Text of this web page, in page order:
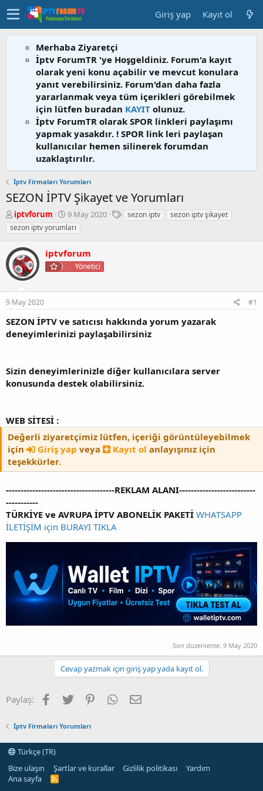
Giriş yap Kayıt ol
Merhaba Ziyaretçi
İptv ForumTR 'ye Hoşgeldiniz. Forum'a kayıt
olarak yeni konu açabilir ve mevcut konulara
yanıt verebilirsiniz. Forum'dan daha fazla
yararlanmak veya tüm içerikleri görebilmek
için lütfen buradan KAYIT olunuz.
İptv ForumTR olarak SPOR linkleri paylaşımı
yapmak yasakdır. ! SPOR link leri paylaşan
kullanıcılar hemen silinerek forumdan
uzaklaştırılır.
İptv Firmaları Yorumları
SEZON İPTV Şikayet ve Yorumları
K
o
n
b
u
y
u
a
l
a
t
iptvforum
B
a
ş
a
a
r
i
9 May 2020
Esezon iptv
sezon iptv şikayet
sezon iptv yorumları
iptvforum
Yönetici
9 May 2020 #1
SEZON İPTV ve satıcısı hakkında yorum yazarak
deneyimlerinizi paylaşabilirsiniz
Sizin deneyimlerinizle diğer kullanıcılara server
konusunda destek olabilirsiniz.
WEB SİTESİ :
Değerli ziyaretçimiz lütfen, içeriği görüntüleyebilmek
için
Giriş yap veya Kayıt ol anlayışınız için
teşekkürler.
-------------------------------------REKLAM ALANI--------------------------
-----------
TÜRKİYE ve AVRUPA İPTV ABONELİK PAKETİ WHATSAPP
İLETİŞİM için BURAYI TIKLA
Son düzenleme: 9 May 2020
Cevap yazmak için giriş yap yada kayıt ol.
Paylaş: Facebook
Twitter PinterestWhatsAppE-posta
İptv Firmaları Yorumları
Türkçe (TR)
Bize ulaşın
Şartlar ve kurallar Gizlilik politikası
Yardım
Ana sayfa
R